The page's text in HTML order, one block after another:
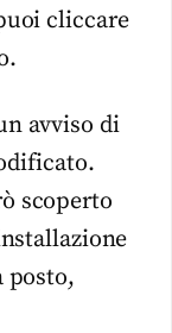
cliccare
avviso di
scoperto
posto,